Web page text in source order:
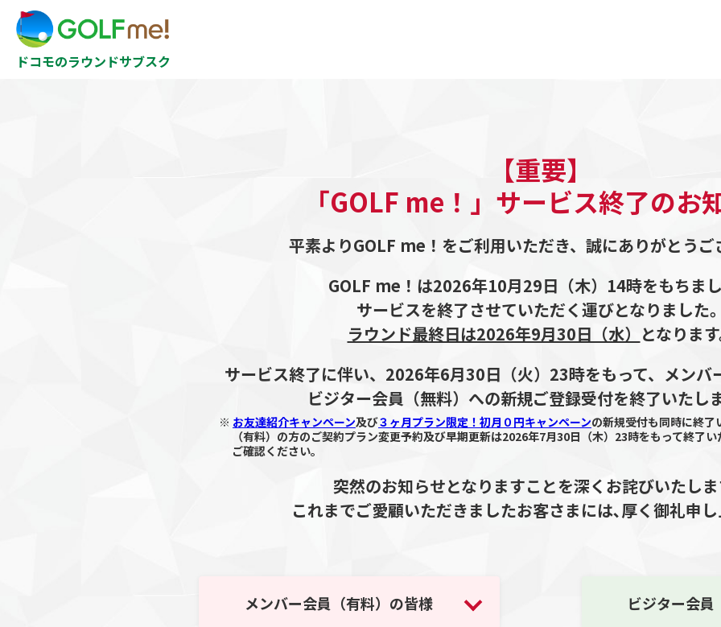
ドコモのラウンドサブスク
【重要】
「GOLF me！」サービス終了のお
平素よりGOLF me！をご利用いただき、誠にありがとうご
GOLF me！は2026年10月29日（木）14時をもちまし
サービスを終了させていただく運びとなりました。
ラウンド最終日は2026年9月30日（水） となります
サービス終了に伴い、2026年6月30日（火）23時をもって、メンバ
ビジター会員（無料）への新規ご登録受付を終了いたし
※ お友達紹介キャンペーン及び３ヶ月プラン限定！初月０円キャンペーンの新規受付も同時に終了
（有料）の方のご契約プラン変更予約及び早期更新は2026年7月30日（木）23時をもって終了
ご確認ください。
突然のお知らせとなりますことを深くお詫びいたしま
これまでご愛顧いただきましたお客さまには､厚く御礼申
メンバー会員 （有料）の皆様 ビジター会員